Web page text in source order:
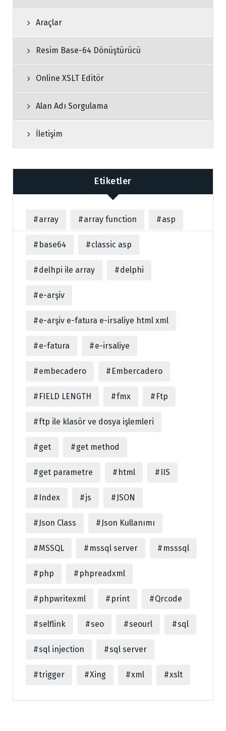
Araçlar
Resim Base-64 Dönüştürücü
Online XSLT Editör
Alan Adı Sorgulama
İletişim
Etiketler
array array function asp
base64 classic asp
delhpi ile array delphi
e-arşiv
e-arşiv e-fatura e-irsaliye html xml
e-fatura e-irsaliye
embecadero Embercadero
FIELD LENGTH fmx Ftp
ftp ile klasör ve dosya işlemleri
get get method
get parametre html IIS
Index js JSON
Json Class Json Kullanımı
MSSQL mssql server msssql
php phpreadxml
phpwritexml print Qrcode
selflink seo seourl sql
sql injection sql server
trigger Xing xml xslt